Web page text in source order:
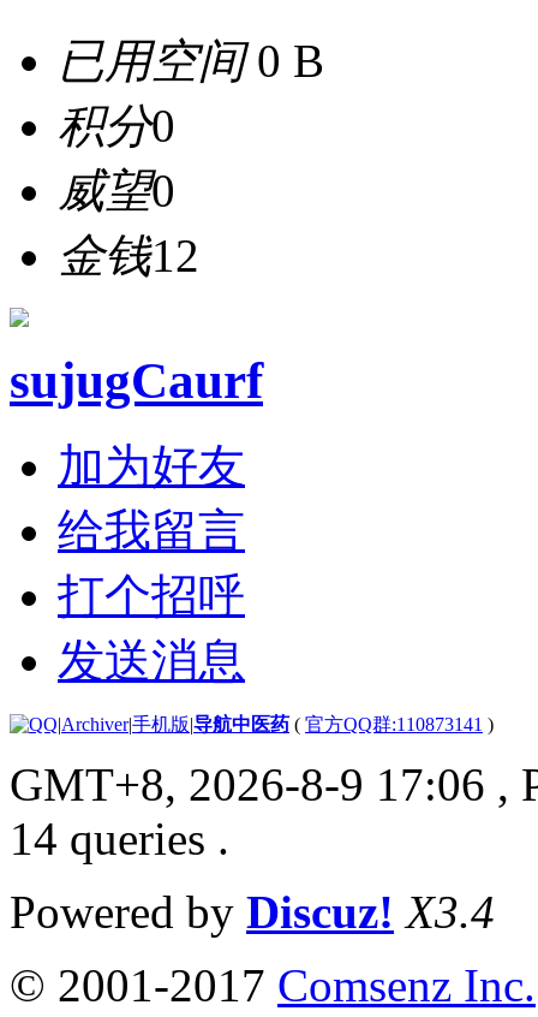
已用空间0 B
积分0
威望0
金钱12
sujugCaurf
加为好友
给我留言
打个招呼
发送消息
|Archiver|手机版|导航中医药 ( 官方QQ群:110873141 )
GMT+8, 2026-8-9 17:06 ,
14 queries .
Powered by Discuz! X3.4
© 2001-2017 Comsenz Inc.